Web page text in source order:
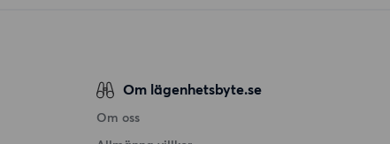
Om lägenhetsbyte.se
Om oss